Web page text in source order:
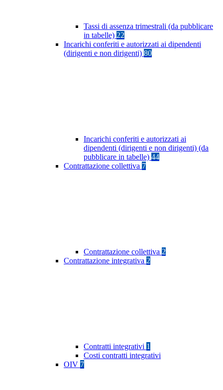
Tassi di assenza trimestrali (da pubblicare
in tabelle) 22
Incarichi conferiti e autorizzati ai dipendenti
(dirigenti e non dirigenti) 80
Incarichi conferiti e autorizzati ai
dipendenti (dirigenti e non dirigenti) (da
pubblicare in tabelle) 44
Contrattazione collettiva 7
Contrattazione collettiva 2
Contrattazione integrativa 2
Contratti integrativi 1
Costi contratti integrativi
OIV 7